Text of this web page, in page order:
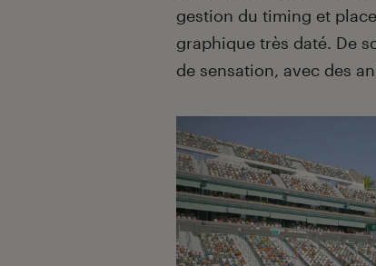
gestion du timing et
graphique très daté. De
de sensation, avec des